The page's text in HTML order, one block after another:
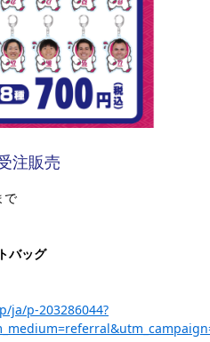
注販売
で
バッグ
ja/p-203286044?